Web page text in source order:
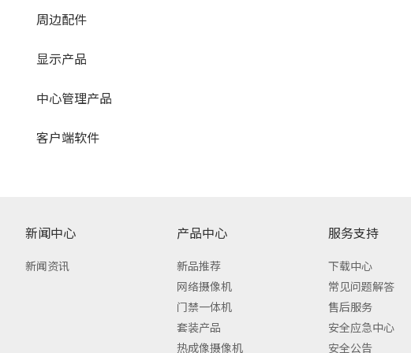
周边配件
显示产品
中心管理产品
客户端软件
新闻中心
新闻资讯
产品中心
新品推荐
网络摄像机
门禁一体机
套装产品
热成像摄像机
服务支持
下载中心
常见问题解答
售后服务
安全应急中心
安全公告